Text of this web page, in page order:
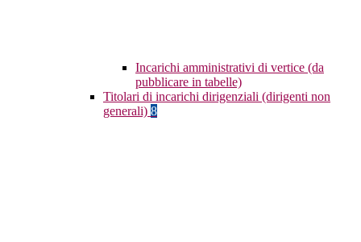
Incarichi amministrativi di vertice (da
pubblicare in tabelle)
Titolari di incarichi dirigenziali (dirigenti non
generali) 8